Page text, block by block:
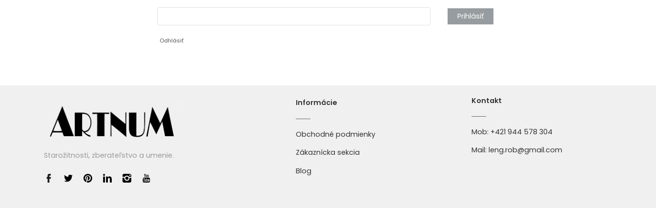
Prihlásiť
Odhlásiť
Starožitnosti, zberateľstvo a umenie.
Informácie
Obchodné podmienky
Zákaznícka sekcia
Blog
Kontakt
Mob: +421 944 578 304
Mail: leng.rob@gmail.com